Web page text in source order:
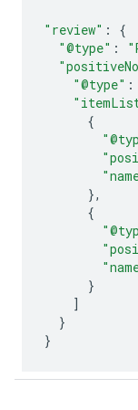
"review" :
{
"@type" :
"@type" :
{
},
{
}
]
}
}